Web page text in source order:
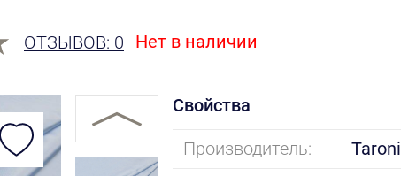
ОТЗЫВОВ: 0 Нет в наличии
Свойства
Производитель:
Taroni